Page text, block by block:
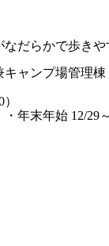
だらかで歩き
キャンプ場管理棟
年末年始 12/29